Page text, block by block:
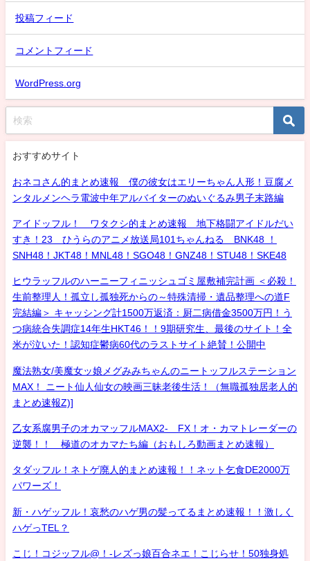
投稿フィード
コメントフィード
WordPress.org
おすすめサイト
おネコさん的まとめ速報 僕の彼女はエリーちゃん人形！豆腐メ
ンタルメンヘラ電波中年アルバイターのぬいぐるみ男子末路編
アイドッフル！ ワタクシ的まとめ速報 地下格闘アイドルだい
すき！23 ひうらのアニメ放送局101ちゃんねる BNK48 ！
SNH48！JKT48！MNL48！SGO48！GNZ48！STU48！SKE48
ヒウラッフルのハーニーフィニッシュゴミ屋敷補完計画 ＜必殺！
生前整理人！孤立し孤独死からの～特殊清掃・遺品整理への道F
完結編＞ キャッシング計1500万返済：厨二病借金3500万円！う
つ病統合失調症14年生HKT46！！9期研究生、最後のサイト！全
米が泣いた！認知症鬱病60代のラストサイト絶賛！公開中
魔法熟女/美魔女ッ娘メグみみちゃんのニートッフルステーション
MAX！ ニート仙人仙女の映画三昧老後生活！（無職孤独居老人的
まとめ速報Z)]
乙女系腐男子のオカマッフルMAX2- FX！オ・カマトレーダーの
逆襲！！ 極道のオカマたち編（おもしろ動画まとめ速報）
タダッフル！ネトゲ廃人的まとめ速報！！ネット乞食DE2000万
パワーズ！
新・ハゲッフル！哀愁のハゲ男の髪ってるまとめ速報！！激しく
ハゲっTEL？
こじ！コジッフル@！-レズっ娘百合ネエ！こじらせ！50独身処